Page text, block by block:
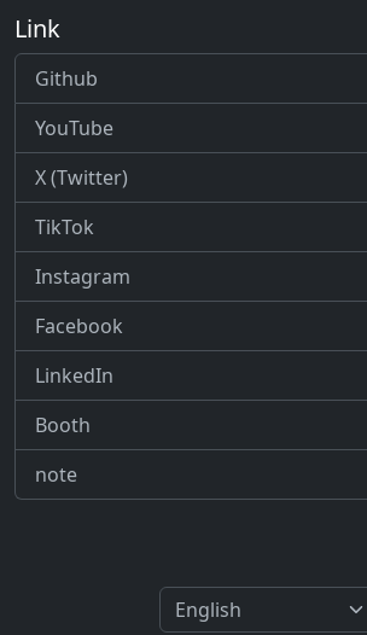
Link
Github
YouTube
X (Twitter)
TikTok
Instagram
Facebook
LinkedIn
Booth
note